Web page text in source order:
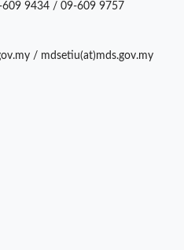
9434 / 09-609 9757
/ mdsetiu(at)mds.gov.my